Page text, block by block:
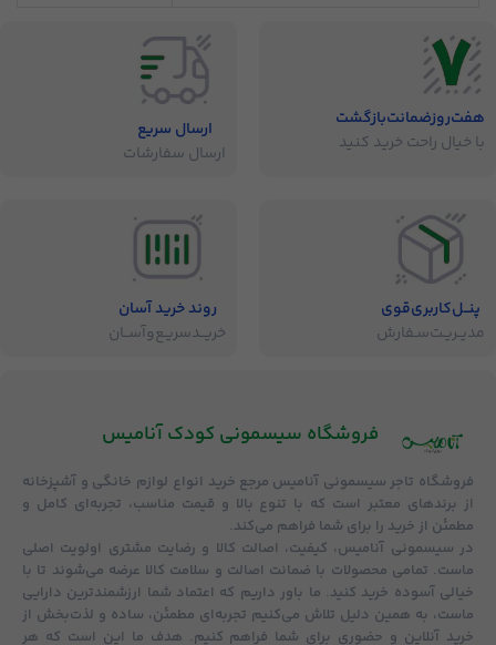
هفت‌روز‌ضمانت‌بازگشت
با خیال راحت خرید کنید
ارسال سریع
ارسال سفارشات
پنــل‌کاربری‌قوی
مدیــریـت‌سـفارش
روند خرید آسان
خریــد‌سریـع‌و‌آســان
فروشگاه‌ سیسمونی کودک آنامیس
فروشگاه تاجر سیسمونی آنامیس مرجع خرید انواع لوازم خانگی و آشپزخانه
از برندهای معتبر است که با تنوع بالا و قیمت مناسب، تجربه‌ای کامل و
مطمئن از خرید را برای شما فراهم می‌کند.
در سیسمونی آنامیس، کیفیت، اصالت کالا و رضایت مشتری اولویت اصلی
ماست. تمامی محصولات با ضمانت اصالت و سلامت کالا عرضه می‌شوند تا با
خیالی آسوده خرید کنید. ما باور داریم که اعتماد شما ارزشمندترین دارایی
ماست، به همین دلیل تلاش می‌کنیم تجربه‌ای مطمئن، ساده و لذت‌بخش از
خرید آنلاین و حضوری برای شما فراهم کنیم. هدف ما این است که هر